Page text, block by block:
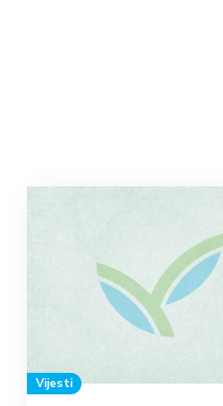
Vijesti